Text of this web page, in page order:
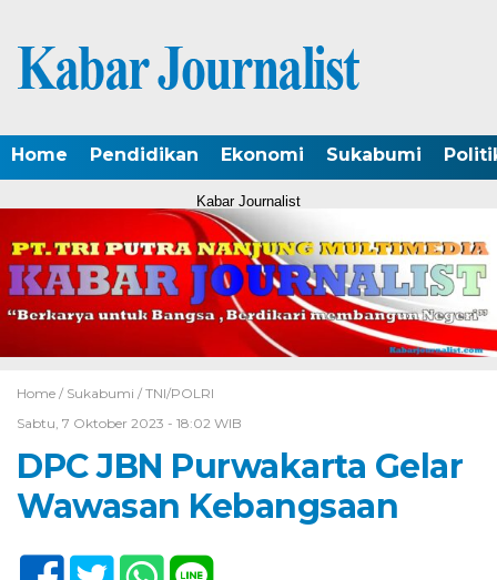
Home Pendidikan Ekonomi Sukabumi
Kabar Journalist
Home / Sukabumi / TNI/POLRI
Sabtu, 7 Oktober 2023 - 18:02 WIB
DPC JBN Purwakarta Gelar
Wawasan Kebangsaan